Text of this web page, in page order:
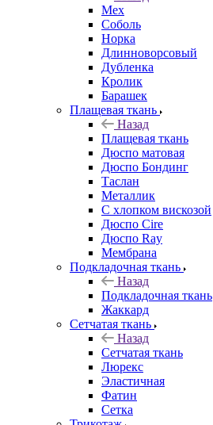
Мех
Соболь
Норка
Длинноворсовый
Дубленка
Кролик
Барашек
Плащевая ткань
Назад
Плащевая ткань
Дюспо матовая
Дюспо Бондинг
Таслан
Металлик
С хлопком вискозой
Дюспо Cire
Дюспо Ray
Мембрана
Подкладочная ткань
Назад
Подкладочная ткань
Жаккард
Сетчатая ткань
Назад
Сетчатая ткань
Люрекс
Эластичная
Фатин
Сетка